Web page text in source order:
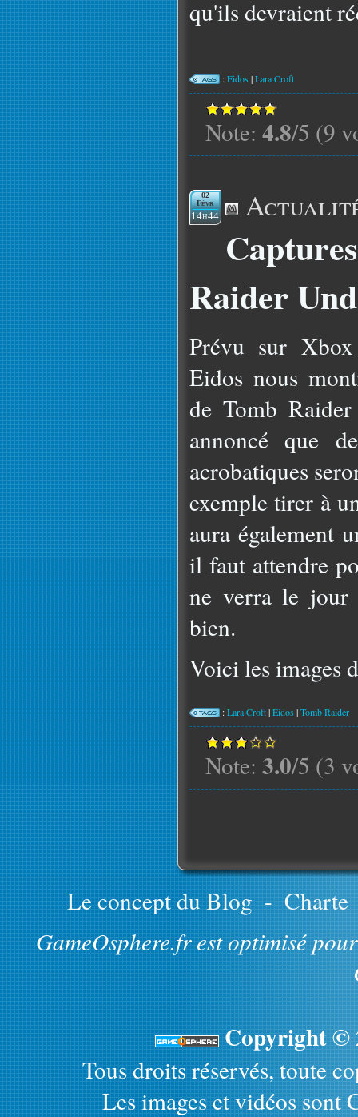
qu'ils devraient
:Eidos |Lara Croft
Note: 4.8/5 (9
02
Févr
14h44
Raider
Prévu sur
Eidos nous
de Tomb
annoncé que
acrobatiques
exemple tirer à
aura également
il faut attendre
ne verra le
bien.
Voici les images
:Lara Croft|Eidos |Tomb Raider
Note: 3.0/5 (3
Le concept du Blog - Charte
GameOsphere.fr est optimisé
Copyright ©
Tous droits réservés, toute
Les images et vidéos